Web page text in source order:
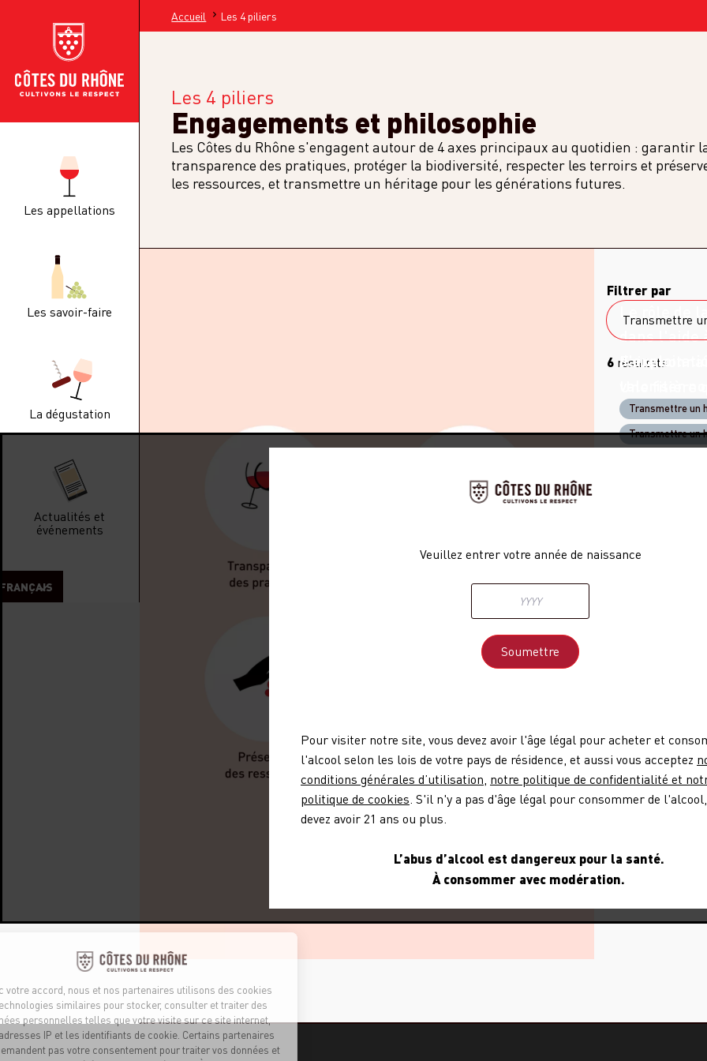
Les appellations
Les savoir-faire
La dégustation
Actualités et
événements
FRANÇAIS
Accueil Les 4 piliers
Les 4 piliers
Engagements et philosophie
Les Côtes du Rhône s'engagent autour de 4 axes principaux au quotidien : garantir
transparence des pratiques, protéger la biodiversité, respecter les terroirs et
les ressources, et transmettre un héritage pour les générations futures.
Filtrer par
Engagement
Transmettre
6résultats
Transmettre un
Le rôle de
dans l'aide
Transmettre un
Faire
féminise
Veuillez entrer votre année de naissance
Pour visiter notre site, vous devez avoir l'âge légal pour acheter et
l'alcool selon les lois de votre pays de résidence, et aussi vous acceptez
conditions générales d’utilisation notre politique de confidentialité et
politique de cookies . S'il n'y a pas d'âge légal pour consommer de
devez avoir 21 ans ou plus.
L’abus d’alcool est dangereux pour la santé.
À consommer avec modération.